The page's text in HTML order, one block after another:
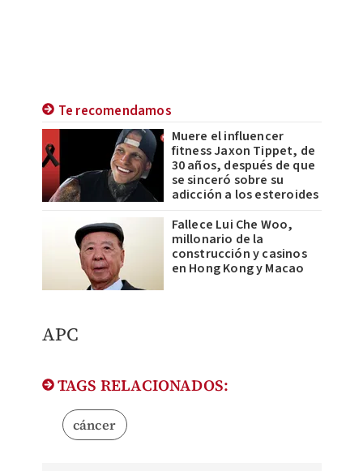
Te recomendamos
Muere el influencer
fitness Jaxon Tippet, de
30 años, después de que
se sinceró sobre su
adicción a los esteroides
Fallece Lui Che Woo,
millonario de la
construcción y casinos
en Hong Kong y Macao
APC
TAGS RELACIONADOS:
cáncer